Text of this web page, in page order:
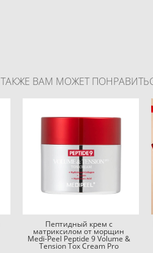
ТАКЖЕ ВАМ МОЖЕТ
Пептидный крем с
матриксилом от морщин
Medi-Peel Peptide 9 Volume &
Tension Tox Cream Pro